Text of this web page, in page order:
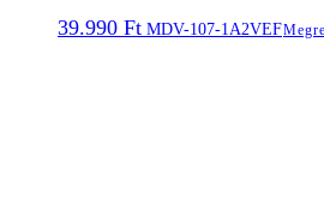
39.990 Ft MDV-107-1A2VEF